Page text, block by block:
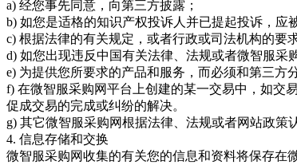
a) 经您事先同意，向第三方披露；
b) 如您是适格的知识产权投诉人并已提起投诉，应
c) 根据法律的有关规定，或者行政或司法机构的要
d) 如您出现违反中国有关法律、法规或者微智服采
e) 为提供您所要求的产品和服务，而必须和第三方
f) 在微智服采购网平台上创建的某一交易中，如交
促成交易的完成或纠纷的解决。
g) 其它微智服采购网根据法律、法规或者网站政策
4. 信息存储和交换
微智服采购网收集的有关您的信息和资料将保存在